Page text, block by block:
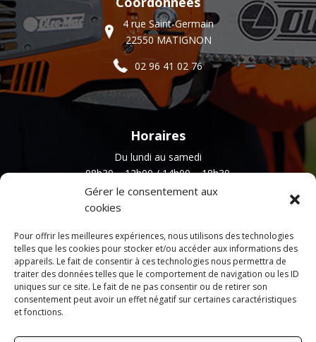
Gérer le consentement aux
cookies
Pour offrir les meilleures expériences, nous utilisons des technologies
telles que les cookies pour stocker et/ou accéder aux informations des
appareils. Le fait de consentir à ces technologies nous permettra de
traiter des données telles que le comportement de navigation ou les ID
uniques sur ce site. Le fait de ne pas consentir ou de retirer son
consentement peut avoir un effet négatif sur certaines caractéristiques
et fonctions.
4 rue Saint-Germain
22550 MATIGNON
02 96 41 02 76
Horaires
Du lundi au samedi
08h30 – 12h00 / 14h00 – 18h30